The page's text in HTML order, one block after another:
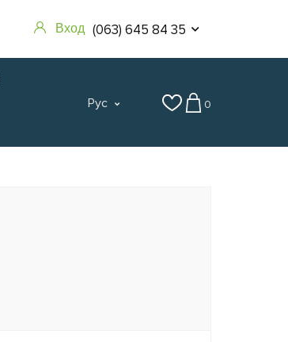
Вход (063) 645 84 35
Рус 0